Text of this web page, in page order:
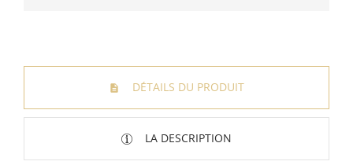
DÉTAILS DU PRODUIT
LA DESCRIPTION